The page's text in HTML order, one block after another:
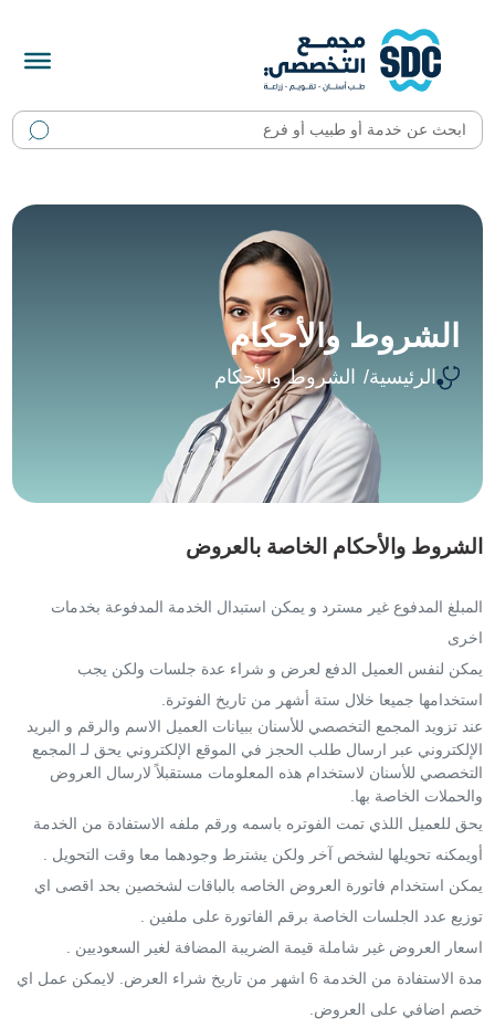
الشروط والأحكام
الرئيسية الشروط والأحكام
الشروط والأحكام الخاصة بالعروض
المبلغ المدفوع غير مسترد و يمكن استبدال الخدمة المدفوعة بخدمات
اخرى
يمكن لنفس العميل الدفع لعرض و شراء عدة جلسات ولكن يجب
استخدامها جميعا خلال ستة أشهر من تاريخ الفوترة.
عند تزويد المجمع التخصصي للأسنان ببيانات العميل الاسم والرقم و البريد
الإلكتروني عبر ارسال طلب الحجز في الموقع الإلكتروني يحق لـ المجمع
التخصصي للأسنان لاستخدام هذه المعلومات مستقبلاً لارسال العروض
والحملات الخاصة بها.
يحق للعميل اللذي تمت الفوتره باسمه ورقم ملفه الاستفادة من الخدمة
أويمكنه تحويلها لشخص آخر ولكن يشترط وجودهما معا وقت التحويل .
يمكن استخدام فاتورة العروض الخاصه بالباقات لشخصين بحد اقصى اي
توزيع عدد الجلسات الخاصة برقم الفاتورة على ملفين .
اسعار العروض غير شاملة قيمة الضريبة المضافة لغير السعوديين .
مدة الاستفادة من الخدمة 6 اشهر من تاريخ شراء العرض. لايمكن عمل اي
خصم اضافي على العروض.